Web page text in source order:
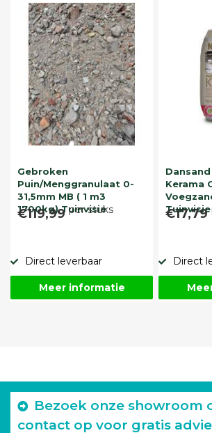
Gebroken
Puin/Menggranulaat 0-
31,5mm MB ( 1 m3
1700kg) Tuinvisie
€119,99 per stuks
Direct leverbaar
Meer informatie
Kerama
Tuinvisie
€17,79
Direct
Bezoek onze showroom
contact op voor gratis